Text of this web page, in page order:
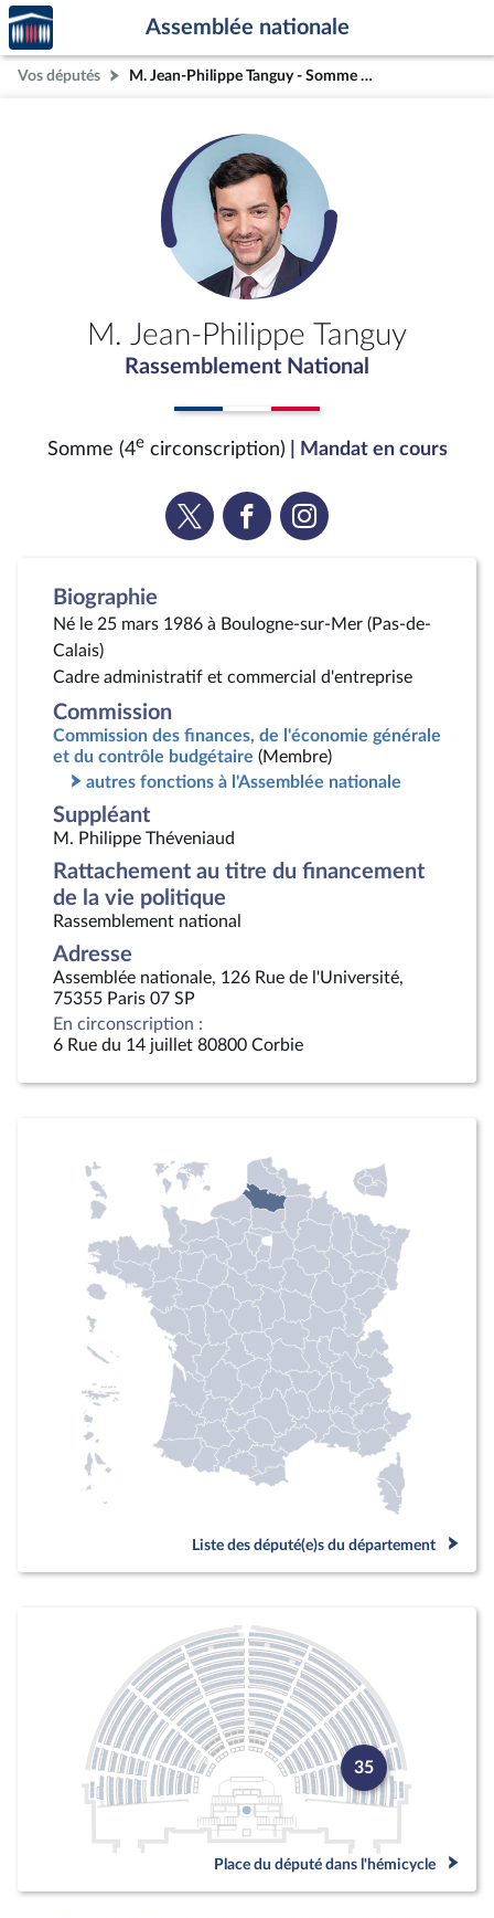
Aller au contenu
Aller en bas de la page
Accèder
à la
page
d'accueil
Assemblée nationale
Vos députés M. Jean-Philippe Tanguy - Somme (4e circonscription)
M. Jean-Philippe Tanguy
Rassemblement National
Somme (4ecirconscription) | Mandat en cours
Voir
la
Voir
la
Voir
la
Biographie
Né le 25 mars 1986 à Boulogne-sur-Mer (Pas-de-
Calais)
Cadre administratif et commercial d'entreprise
Commission
Commission des finances, de l'économie générale
et du contrôle budgétaire (Membre)
autres fonctions à l'Assemblée nationale
Suppléant
M. Philippe Théveniaud
Rattachement au titre du financement
de la vie politique
Rassemblement national
Adresse
Assemblée nationale, 126 Rue de l'Université,
75355 Paris 07 SP
En circonscription :
6 Rue du 14 juillet 80800 Corbie
Liste des député(e)s du département
35
Place du député dans l'hémicycle